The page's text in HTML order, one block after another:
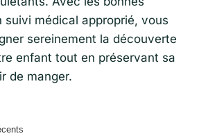
suivi médical approprié, vous
sereinement la découverte
enfant tout en préservant sa
de manger.